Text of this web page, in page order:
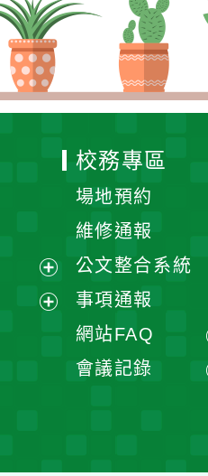
展
校務專區
場地預約
維修通報
公文整合系統
事項通報
網站FAQ
會議記錄